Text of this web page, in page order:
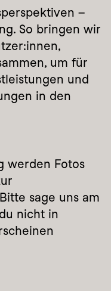
–
So bringen wir
um für
und
in den
werden Fotos
sage uns am
nicht in